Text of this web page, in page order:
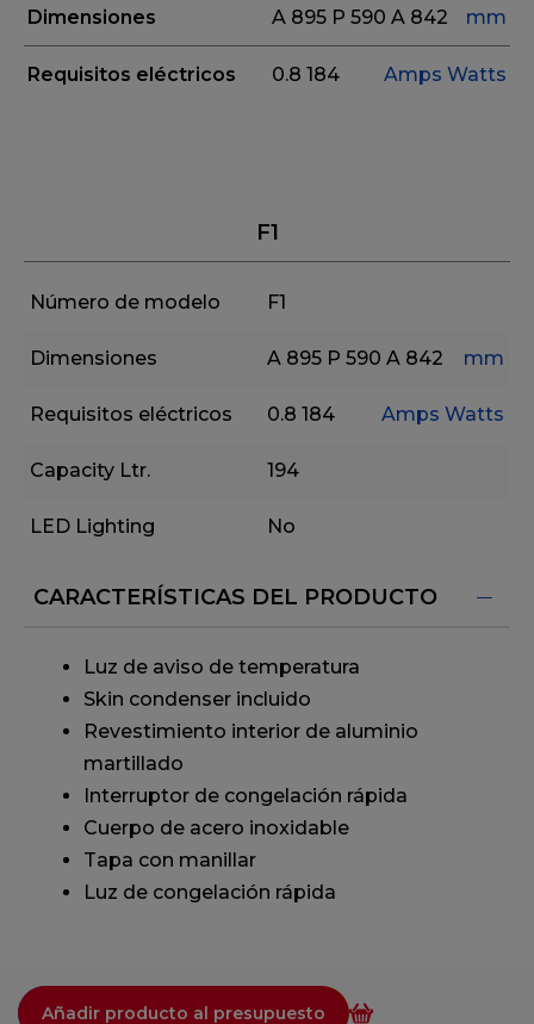
Dimensiones A 895 P 590 A 842 mm
Requisitos eléctricos 0.8 184 Amps Watts
F1
Número de modelo F1
Dimensiones A 895 P 590 A 842 mm
Requisitos eléctricos 0.8 184 Amps Watts
Capacity Ltr. 194
LED Lighting No
CARACTERÍSTICAS DEL PRODUCTO
Luz de aviso de temperatura
Skin condenser incluido
Revestimiento interior de aluminio
martillado
Interruptor de congelación rápida
Cuerpo de acero inoxidable
Tapa con manillar
Luz de congelación rápida
Añadir producto al presupuesto